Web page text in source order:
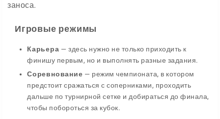
заноса.
Игровые режимы
Карьера — здесь нужно не только приходить к
финишу первым, но и выполнять разные задания.
Соревнование — режим чемпионата, в котором
предстоит сражаться с соперниками, проходить
дальше по турнирной сетке и добираться до финала,
чтобы побороться за кубок.